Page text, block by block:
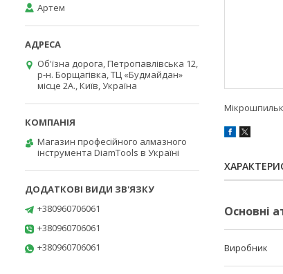
Основні
Виробник
Артем
Об'їзна дорога, Петропавлівська 12,
р-н. Борщагівка, ТЦ «Будмайдан»
місце 2А., Київ, Україна
Магазин професійного алмазного
інструмента DiamTools в Україні
+380960706061
+380960706061
+380960706061